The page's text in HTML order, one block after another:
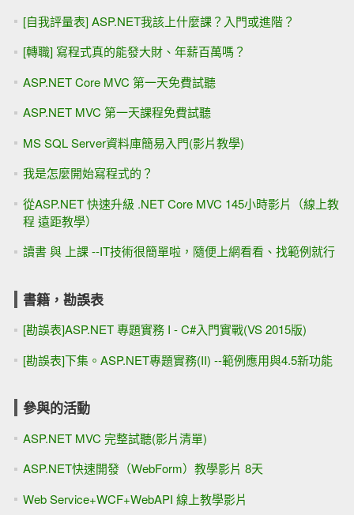
[自我評量表] ASP.NET我該上什麼課？入門或進階？
[轉職] 寫程式真的能發大財、年薪百萬嗎？
ASP.NET Core MVC 第一天免費試聽
ASP.NET MVC 第一天課程免費試聽
MS SQL Server資料庫簡易入門(影片教學)
我是怎麼開始寫程式的？
從ASP.NET 快速升級 .NET Core MVC 145小時影片（線上教
程 遠距教學）
讀書 與 上課 --IT技術很簡單啦，隨便上網看看、找範例就行
書籍，勘誤表
[勘誤表]ASP.NET 專題實務 I - C#入門實戰(VS 2015版)
[勘誤表]下集。ASP.NET專題實務(II) --範例應用與4.5新功能
參與的活動
ASP.NET MVC 完整試聽(影片清單)
ASP.NET快速開發（WebForm）教學影片 8天
Web Service+WCF+WebAPI 線上教學影片